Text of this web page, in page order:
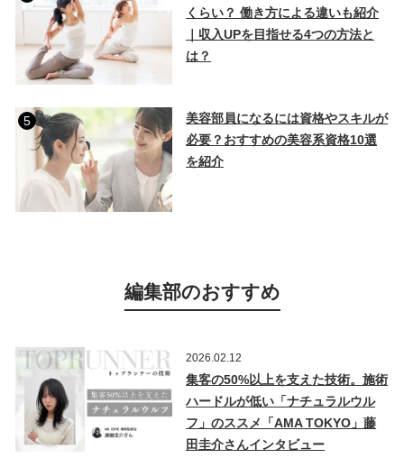
くらい？ 働き方による違いも紹介
｜収入UPを目指せる4つの方法と
は？
5
美容部員になるには資格やスキルが
必要？おすすめの美容系資格10選
を紹介
編集部のおすすめ
2026.02.12
集客の50%以上を支えた技術。施術
ハードルが低い「ナチュラルウル
フ」のススメ「AMA TOKYO」藤
田圭介さんインタビュー